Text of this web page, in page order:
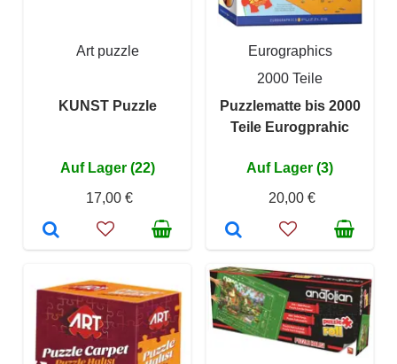
Art puzzle
KUNST Puzzle
Auf Lager (22)
17,00 €
Eurographics
2000 Teile
Puzzlematte bis 2000
Teile Eurogprahic
Auf Lager (3)
20,00 €